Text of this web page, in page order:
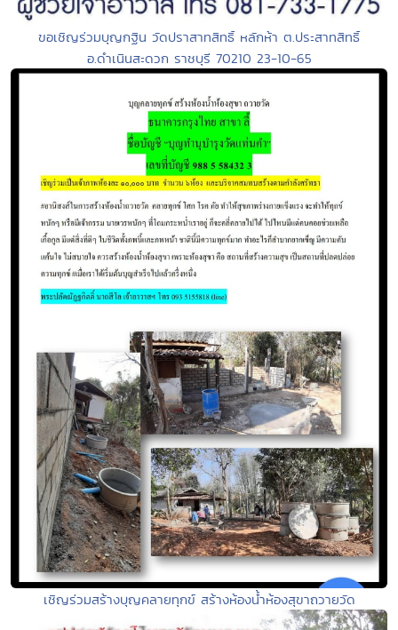
ขอเชิญร่วมบุญกฐิน วัดปราสาทสิทธิ์ หลักห้า ต.ประสาทสิทธิ์
อ.ดำเนินสะดวก ราชบุรี 70210 23-10-65
เชิญร่วมสร้างบุญคลายทุกข์ สร้างห้องน้ำห้องสุขาถวายวัด